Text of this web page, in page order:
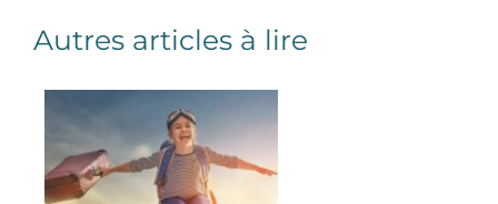
Autres articles à lire